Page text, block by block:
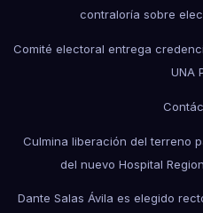
contraloría sobre
Comité electoral entrega
UNA
Culmina liberación del terreno
del nuevo Hospital
Dante Salas Ávila es elegido